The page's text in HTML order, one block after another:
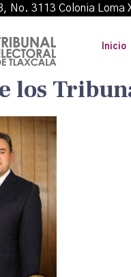
No. 3113 Colonia
Inicio
los